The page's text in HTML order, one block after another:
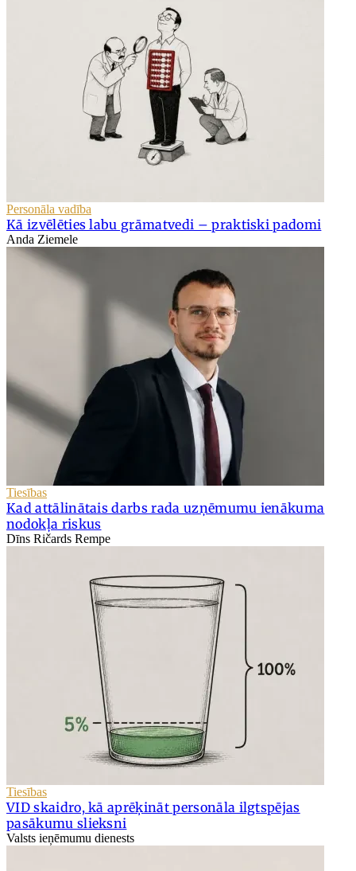
Personāla vadība
Kā izvēlēties labu grāmatvedi – praktiski padomi
Anda Ziemele
Tiesības
Kad attālinātais darbs rada uzņēmumu ienākuma
nodokļa riskus
Dīns Ričards Rempe
Tiesības
VID skaidro, kā aprēķināt personāla ilgtspējas
pasākumu slieksni
Valsts ieņēmumu dienests